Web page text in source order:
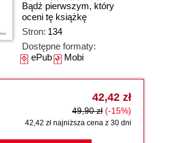
Bądź pierwszym, który
oceni tę książkę
Stron: 134
Dostępne formaty:
ePubMobi
42,42 zł
49,90 zł (-15%)
42,42 zł najniższa cena z 30 dni